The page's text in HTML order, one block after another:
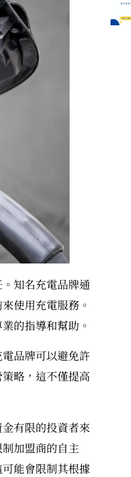
知名充電品牌通
使用充電服務。
的指導和幫助。
品牌可以避免許
略，這不僅提高
有限的投資者來
加盟商的自主
能會限制其根據